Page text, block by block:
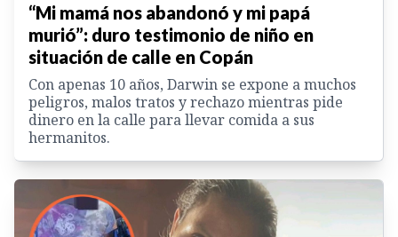
“Mi mamá nos abandonó y mi papá
murió”: duro testimonio de niño en
situación de calle en Copán
Con apenas 10 años, Darwin se expone a muchos
peligros, malos tratos y rechazo mientras pide
dinero en la calle para llevar comida a sus
hermanitos.